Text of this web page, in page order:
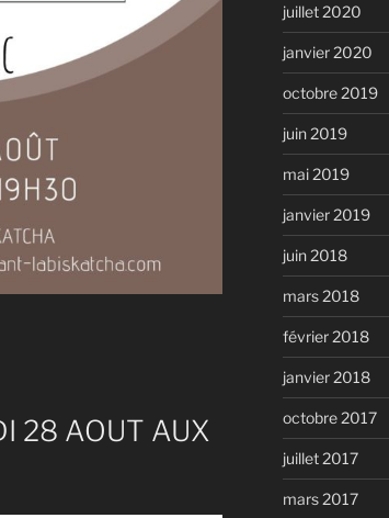
28 AOUT AUX
juillet 2020
janvier 2020
octobre 2019
juin 2019
mai 2019
janvier 2019
juin 2018
mars 2018
février 2018
janvier 2018
octobre 2017
juillet 2017
mars 2017